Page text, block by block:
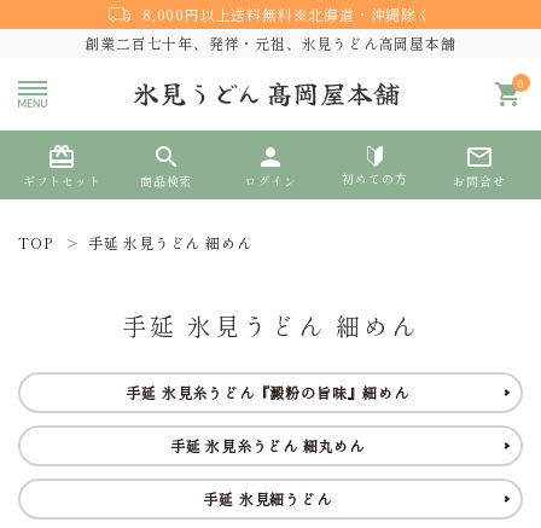
8,000円以上送料無料※北海道・沖縄除く
創業二百七十年、発祥・元祖、氷見うどん高岡屋本舗
0
shopping_cart
card_giftcard
ギフトセット
search
商品検索
person
ログイン 初めての方
mail_outline
お問合せ
ACCOUNT MENU
meeting_room person 新規会員登録
TOP 手延 氷見うどん 細めん
手延 氷見うどん 細めん
手延 氷見糸うどん『澱粉の旨味』細めん
手延 氷見糸うどん 細丸めん
手延 氷見細うどん